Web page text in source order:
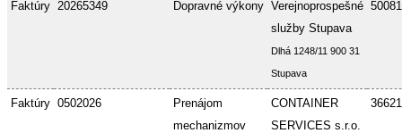
Faktúry 20265349 Dopravné výkony Verejnoprospešné
služby Stupava
Dlhá 1248/11 900 31
Stupava
Faktúry 0502026
Prenájom
mechanizmov
CONTAINER
SERVICES s.r.o.